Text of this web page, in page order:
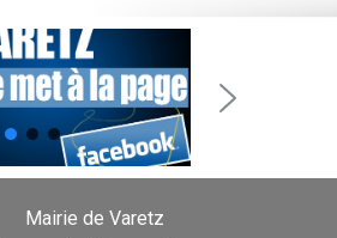
Mairie de Varetz